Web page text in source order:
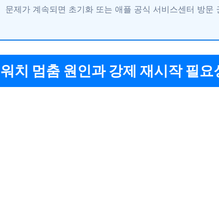
문제가 계속되면 초기화 또는 애플 공식 서비스센터 방문
치 멈춤 원인과 강제 재시작 필요